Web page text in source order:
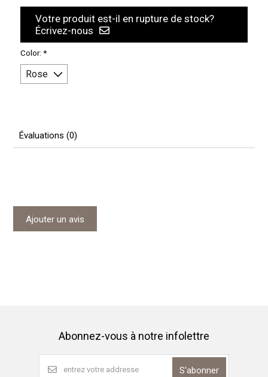
Votre produit est-il en rupture de stock?
Écrivez-nous
Color: *
Évaluations (0)
Ajouter un avis
Abonnez-vous à notre infolettre
S'abonner